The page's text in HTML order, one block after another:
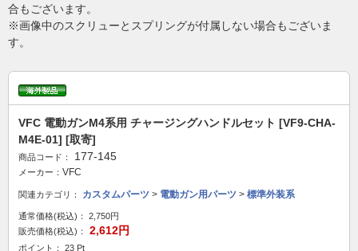
合もございます。
※画像中のスクリューとスプリングが付属しない場合もございま
す。
VFC 電動ガンM4系用 チャージングハンドルセット [VF9-CHA-
M4E-01] [取寄]
商品コード： 177-145
メーカー： VFC
関連カテゴリ： カスタムパーツ > 電動ガン用パーツ > 標準外装系
通常価格(税込)：
2,750円
販売価格(税込)：
2,612円
ポイント： 23 Pt